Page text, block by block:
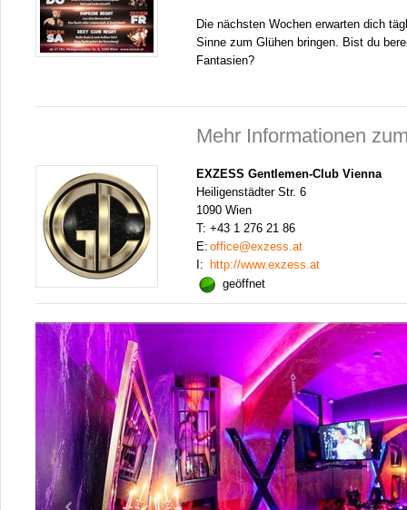
Die nächsten Wochen erwarten dich
Sinne zum Glühen bringen. Bist du
Fantasien?
Mehr Informationen
EXZESS Gentlemen-Club Vienna
Heiligenstädter Str. 6
1090 Wien
T: +43 1 276 21 86
E: office@exzess.at
I:
http://www.exzess.at
geöffnet